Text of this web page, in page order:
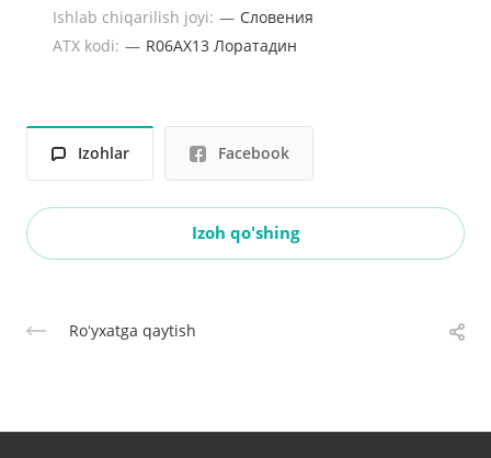
Ishlab chiqarilish joyi: — Словения
ATX kodi: — R06AX13 Лоратадин
Izohlar Facebook
Izoh qo'shing
Roʻyxatga qaytish